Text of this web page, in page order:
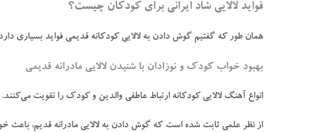
فواید لالایی شاد ایرانی برای کودکان چیست؟
همان طور که گفتیم گوش دادن به لالایی کودکانه قدیمی فواید بسیاری دارد
بهبود خواب کودک و نوزادان با شنیدن لالایی مادرانه قدیمی
انواع آهنگ لالایی کودکانه ارتباط عاطفی والدین و کودک را تقویت
از نظر علمی ثابت شده است که گوش دادن به لالایی مادرانه قدیم، باعث